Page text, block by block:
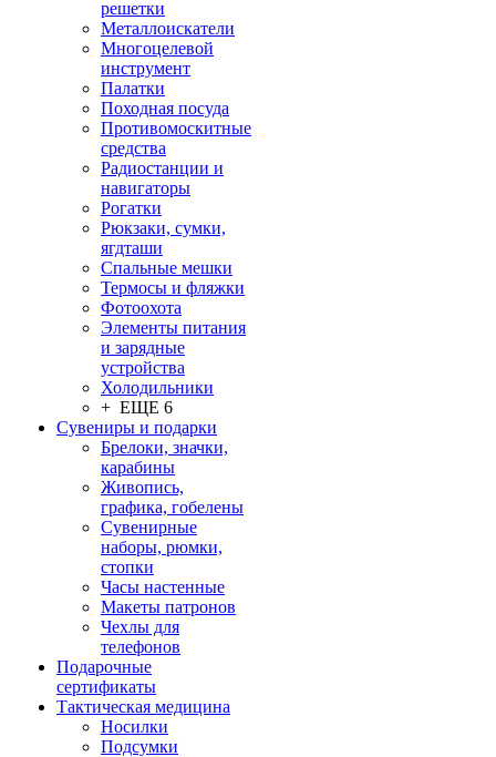
решетки
Металлоискатели
Многоцелевой
инструмент
Палатки
Походная посуда
Противомоскитные
средства
Радиостанции и
навигаторы
Рогатки
Рюкзаки, сумки,
ягдташи
Спальные мешки
Термосы и фляжки
Фотоохота
Элементы питания
и зарядные
устройства
Холодильники
+ ЕЩЕ 6
Сувениры и подарки
Брелоки, значки,
карабины
Живопись,
графика, гобелены
Сувенирные
наборы, рюмки,
стопки
Часы настенные
Макеты патронов
Чехлы для
телефонов
Подарочные
сертификаты
Тактическая медицина
Носилки
Подсумки